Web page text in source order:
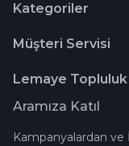
Kategoriler
Müşteri Servisi
Lemaye Topluluk
Aramıza Katıl
Kampanyalardan